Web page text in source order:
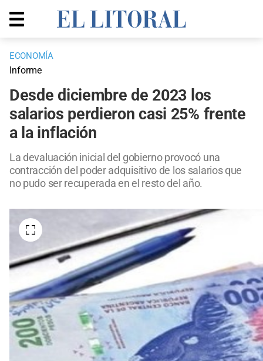
ECONOMÍA
Informe
Desde diciembre de 2023 los
salarios perdieron casi 25% frente
a la inflación
La devaluación inicial del gobierno provocó una
contracción del poder adquisitivo de los salarios que
no pudo ser recuperada en el resto del año.